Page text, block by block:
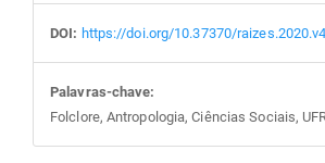
DOI: https://doi.org/10.37370/
Palavras-chave:
Folclore, Antropologia, Ciências Sociais,